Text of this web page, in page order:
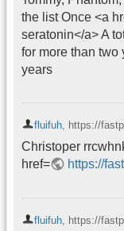
the list Once <a
seratonin</a> A
for more than two
years
fluifuh, https://
Christoper
href=
https://
fluifuh https://